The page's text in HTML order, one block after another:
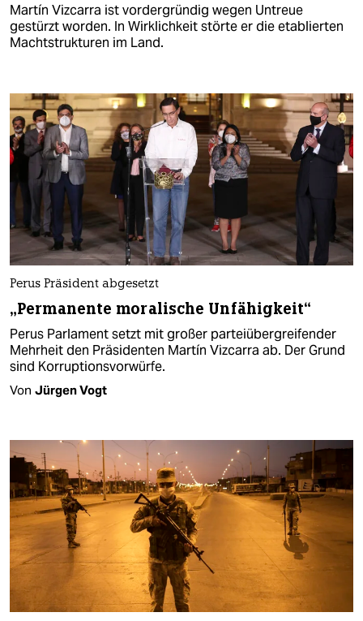
Martín Vizcarra ist vordergründig wegen Untreue
gestürzt worden. In Wirklichkeit störte er die etablierten
Machtstrukturen im Land.
Perus Präsident abgesetzt
„Permanente moralische Unfähigkeit“
Perus Parlament setzt mit großer parteiübergreifender
Mehrheit den Präsidenten Martín Vizcarra ab. Der Grund
sind Korruptionsvorwürfe.
Von Jürgen Vogt